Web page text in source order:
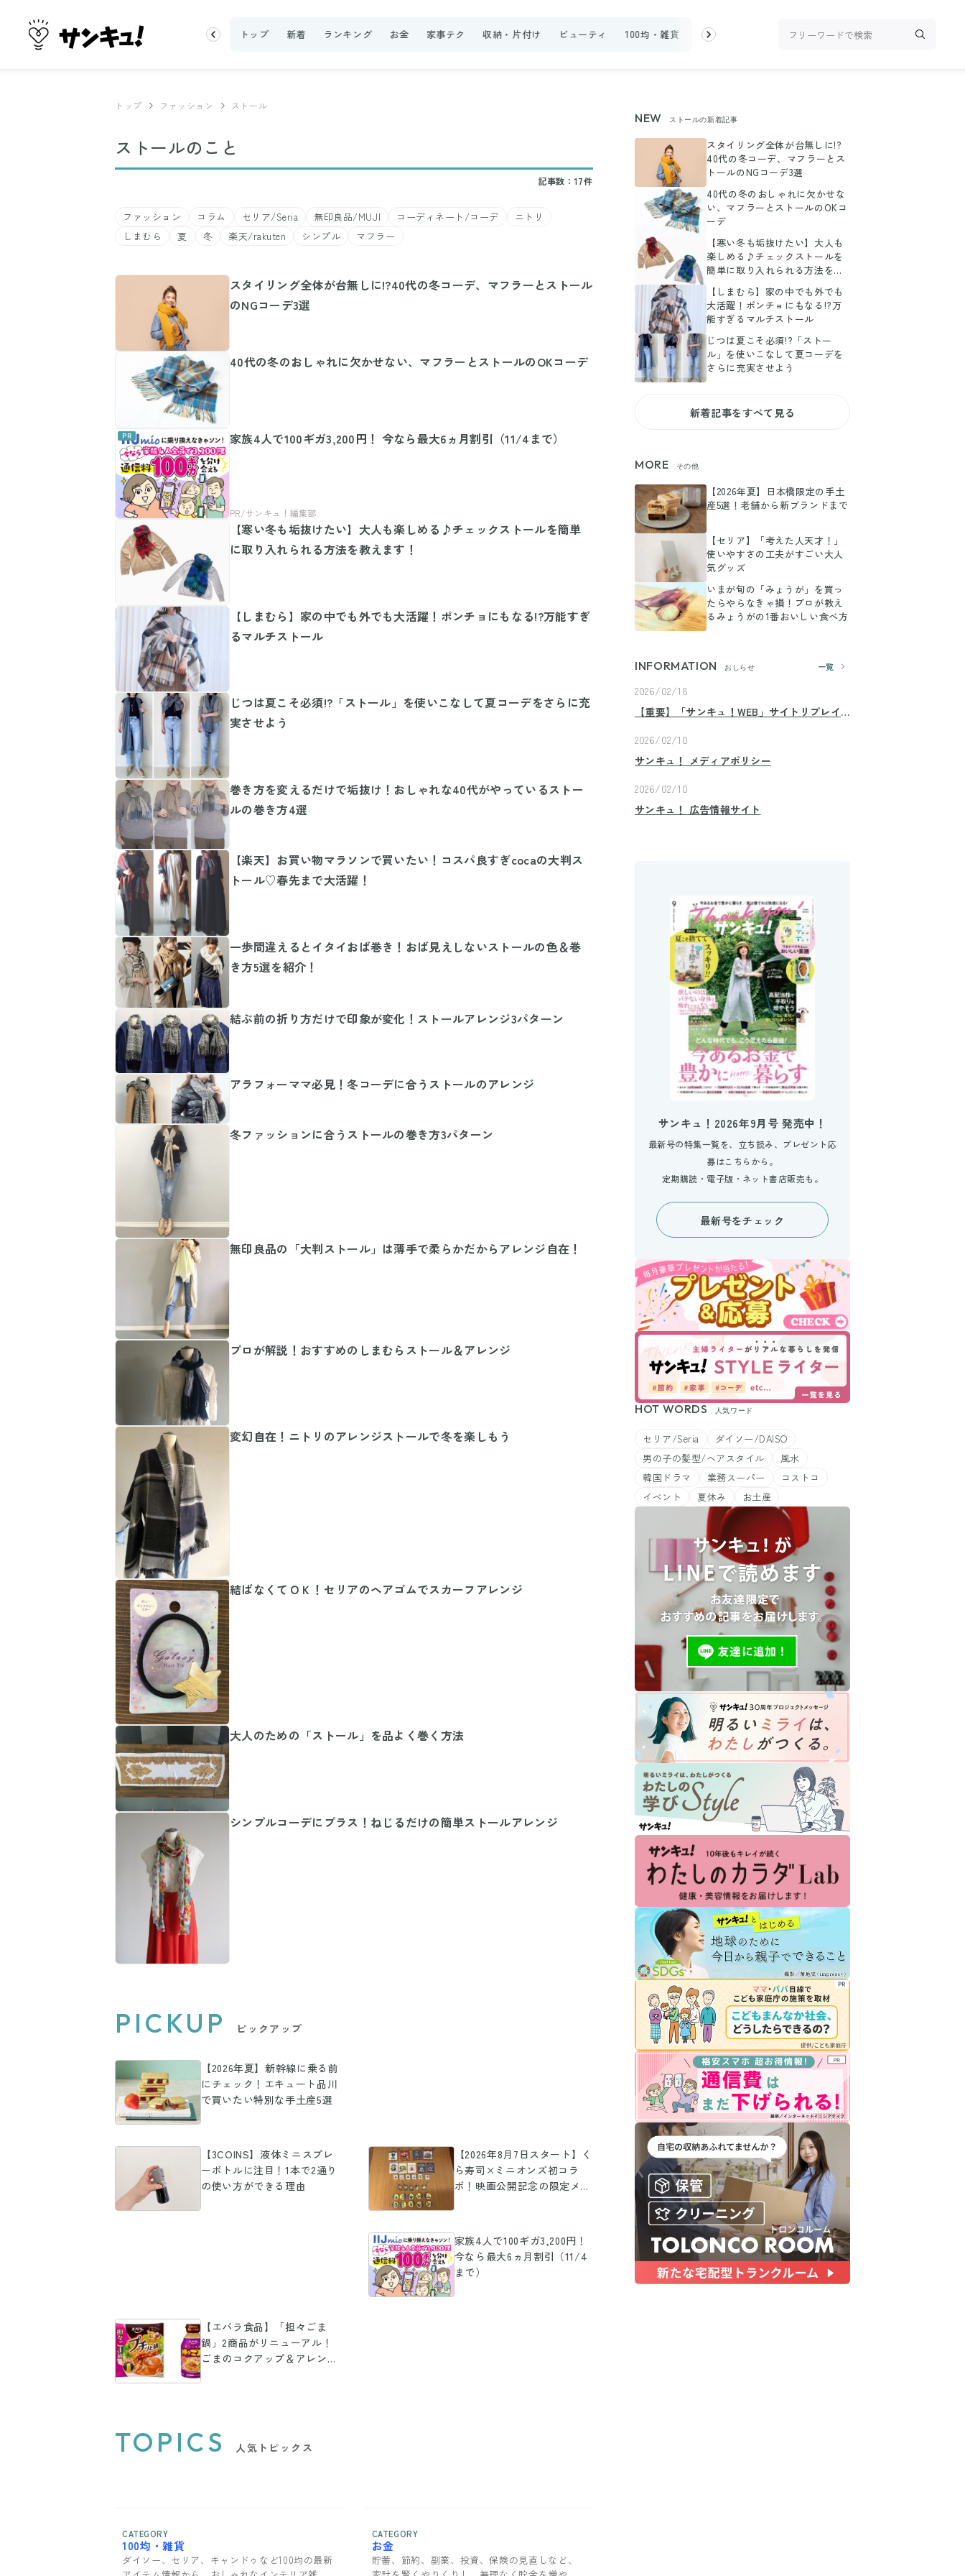
100均・雑貨 スーパー 料理レシピ 話題 トップ 新着 ランキング お金 家事テク 収納・片付け ビューティ 100均・雑貨 スーパー 料理レシピ 話題 トップ 新着
トップ ファッション ストール
ストールのこと
記事数：17件
ファッション コラム セリア/Seria 無印良品/MUJI コーディネート/コーデ
ニトリ
しまむら
夏 冬 楽天/rakuten シンプル マフラー
スタイリング全体が台無しに!?40代の冬コーデ、マフラーとストール
のNGコーデ3選
40代の冬のおしゃれに欠かせない、マフラーとストールのOKコーデ
家族4人で100ギガ3,200円！ 今なら最大6ヵ月割引（11/4まで）
【寒い冬も垢抜けたい】大人も楽しめる♪チェックストールを簡単
に取り入れられる方法を教えます！
【しまむら】家の中でも外でも大活躍！ポンチョにもなる!?万能すぎ
るマルチストール
じつは夏こそ必須!?「ストール」を使いこなして夏コーデをさらに充
実させよう
巻き方を変えるだけで垢抜け！おしゃれな40代がやっているストー
ルの巻き方4選
【楽天】お買い物マラソンで買いたい！コスパ良すぎcocaの大判ス
トール♡春先まで大活躍！
一歩間違えるとイタイおば巻き！おば見えしないストールの色＆巻
き方5選を紹介！
結ぶ前の折り方だけで印象が変化！ストールアレンジ3パターン
アラフォーママ必見！冬コーデに合うストールのアレンジ
冬ファッションに合うストールの巻き方3パターン
無印良品の「大判ストール」は薄手で柔らかだからアレンジ自在！
プロが解説！おすすめのしまむらストール＆アレンジ
変幻自在！ニトリのアレンジストールで冬を楽しもう
結ばなくてＯＫ！セリアのヘアゴムでスカーフアレンジ
大人のための「ストール」を品よく巻く方法
シンプルコーデにプラス！ねじるだけの簡単ストールアレンジ
PICKUP ピックアップ
【2026年夏】新幹線に乗る前
にチェック！エキュート品川
で買いたい特別な手土産5選
【3COINS】液体ミニスプレ
ーボトルに注目！1本で2通り
の使い方ができる理由
【2026年8月7日スタート】く
ら寿司×ミニオンズ初コラ
ボ！映画公開記念の限定メニ
家族4人で100ギガ3,200円！
今なら最大6ヵ月割引（11/4
まで）
【エバラ食品】「担々ごま
鍋」2商品がリニューアル！
ごまのコクアップ＆アレンジ
TOPICS 人気トピックス
CATEGORY
100均・雑貨
ダイソー、セリア、キャンドゥなど100均の最新
CATEGORY
お金
貯蓄、節約、副業、投資、保険の見直しなど、
NEW ストールの新着記事
スタイリング全体が台無しに!?
40代の冬コーデ、マフラーとス
トールのNGコーデ3選
40代の冬のおしゃれに欠かせな
い、マフラーとストールのOKコ
ーデ
【寒い冬も垢抜けたい】大人も
楽しめる♪チェックストールを
簡単に取り入れられる方法を教
【しまむら】家の中でも外でも
大活躍！ポンチョにもなる!?万
能すぎるマルチストール
じつは夏こそ必須!?「ストー
ル」を使いこなして夏コーデを
さらに充実させよう
新着記事をすべて見る
MORE その他
【2026年夏】日本橋限定の手土
産5選！老舗から新ブランドまで
【セリア】「考えた人天才！」
使いやすさの工夫がすごい大人
気グッズ
いまが旬の「みょうが」を買っ
たらやらなきゃ損！プロが教え
るみょうがの1番おいしい食べ方
INFORMATION おしらせ 一覧
2026/02/18
【重要】「サンキュ！WEB」サイトリプレイ
2026/02/10
サンキュ！ メディアポリシー
2026/02/10
サンキュ！ 広告情報サイト
サンキュ！2026年9月号 発売中！
最新号の特集一覧を、立ち読み、プレゼント応
募はこちらから。
定期購読・電子版・ネット書店販売も。
最新号をチェック
HOT WORDS 人気ワード
セリア/Seria
ダイソー/DAISO
男の子の髪型/ヘアスタイル
風水
韓国ドラマ
業務スーパー
コストコ
イベント
夏休み お土産